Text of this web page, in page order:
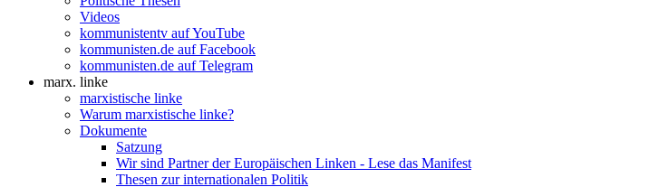
Videos
kommunistentv auf YouTube
kommunisten.de auf Facebook
kommunisten.de auf Telegram
marx. linke
marxistische linke
Warum marxistische linke?
Dokumente
Satzung
Wir sind Partner der Europäischen Linken - Lese das Manifest
Thesen zur internationalen Politik